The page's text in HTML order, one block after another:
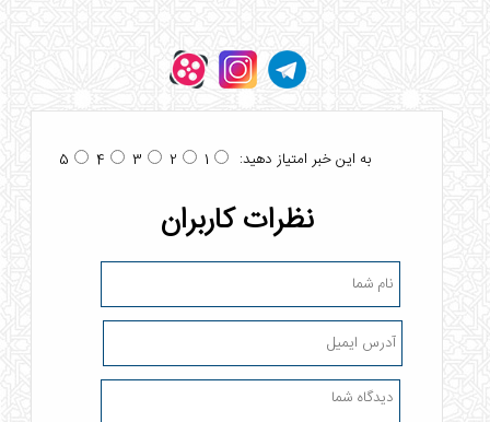
به این خبر امتیاز دهید: 1
2
3
4
5
نظرات کاربران